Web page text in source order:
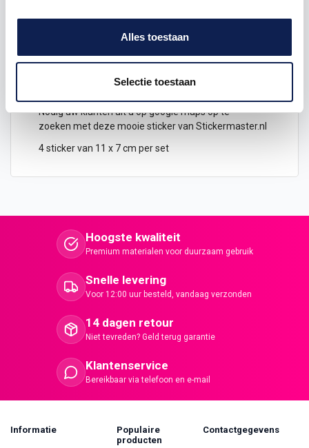
Alles toestaan
Selectie toestaan
Nodig uw klanten uit u op google maps op te
zoeken met deze mooie sticker van Stickermaster.nl
4 sticker van 11 x 7 cm per set
Hoogste kwaliteit
Premium materialen voor duurzaam gebruik
Snelle levering
Voor 12:00 uur besteld, vandaag verzonden
14 dagen retour
Niet tevreden? Geld terug garantie
Klantenservice
Bereikbaar via telefoon en e-mail
Informatie
Populaire
producten
Contactgegevens